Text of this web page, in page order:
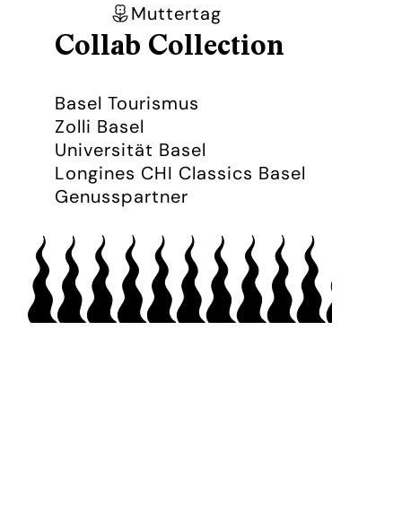
Muttertag
Collab Collection
Basel Tourismus
Zolli Basel
Universität Basel
Longines CHI Classics Basel
Genusspartner